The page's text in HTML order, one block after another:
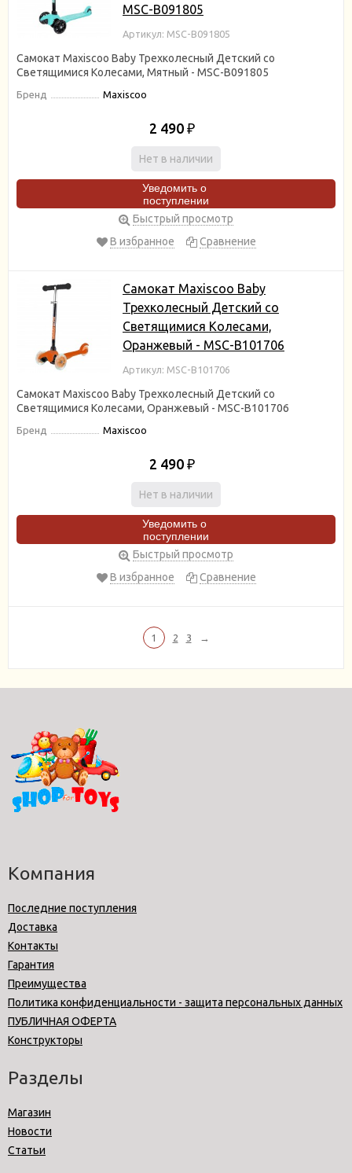
MSC-B091805
Артикул: MSC-B091805
Самокат Maxiscoo Baby Трехколесный Детский со
Светящимися Колесами, Мятный - MSC-B091805
Бренд Maxiscoo
2 490 ₽
Нет в наличии
Уведомить о
поступлении
Быстрый просмотр
В избранное
Сравнение
Самокат Maxiscoo Baby
Трехколесный Детский со
Светящимися Колесами,
Оранжевый - MSC-B101706
Артикул: MSC-B101706
Самокат Maxiscoo Baby Трехколесный Детский со
Светящимися Колесами, Оранжевый - MSC-B101706
Бренд Maxiscoo
2 490 ₽
Нет в наличии
Уведомить о
поступлении
Быстрый просмотр
В избранное
Сравнение
1 2 3 →
Компания
Последние поступления
Доставка
Контакты
Гарантия
Преимущества
Политика конфиденциальности - защита персональных данных
ПУБЛИЧНАЯ ОФЕРТА
Конструкторы
Разделы
Магазин
Новости
Статьи